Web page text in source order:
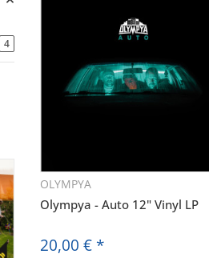
OLYMPYA
Olympya - Auto 12" Vinyl LP
20,00 € *
4